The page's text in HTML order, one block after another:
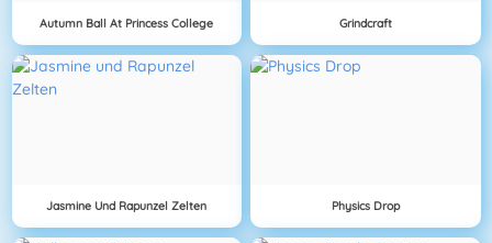
Autumn Ball At Princess College Grindcraft
Jasmine Und Rapunzel Zelten Physics Drop